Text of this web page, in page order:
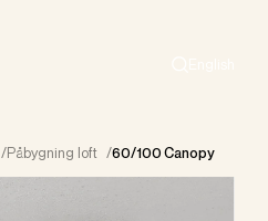
/Påbygning loft /60/100 Canopy